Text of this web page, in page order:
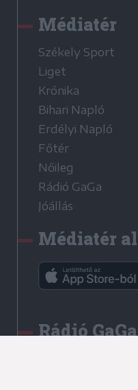
Médiatér
Székely Sport
Liget
Krónika
Bihari Napló
Erdélyi Napló
Főtér
Nőileg
Rádió GaGa
Jóállás
Médiatér
Rádió